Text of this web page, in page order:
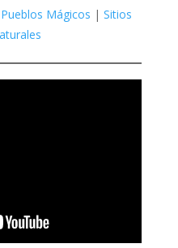
Pueblos Mágicos | Sitios